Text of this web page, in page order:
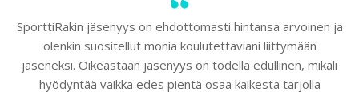
SporttiRakin jäsenyys on ehdottomasti hintansa arvoinen ja
olenkin suositellut monia koulutettaviani liittymään
jäseneksi. Oikeastaan jäsenyys on todella edullinen, mikäli
hyödyntää vaikka edes pientä osaa kaikesta tarjolla